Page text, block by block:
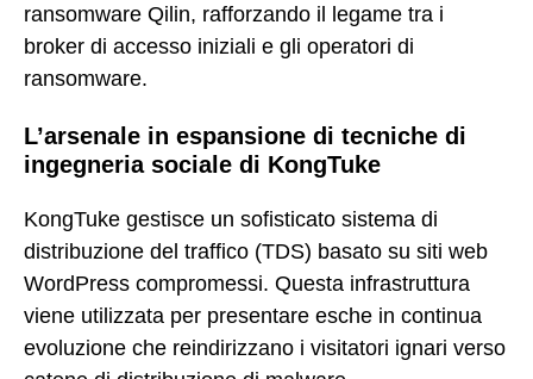
ransomware Qilin, rafforzando il legame tra i
broker di accesso iniziali e gli operatori di
ransomware.
L’arsenale in espansione di tecniche di
ingegneria sociale di KongTuke
KongTuke gestisce un sofisticato sistema di
distribuzione del traffico (TDS) basato su siti web
WordPress compromessi. Questa infrastruttura
viene utilizzata per presentare esche in continua
evoluzione che reindirizzano i visitatori ignari verso